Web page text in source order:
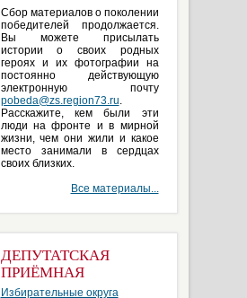
Сбор материалов о поколении
победителей продолжается.
Вы можете присылать
истории о своих родных
героях и их фотографии на
постоянно действующую
электронную почту
pobeda@zs.region73.ru.
Расскажите, кем были эти
люди на фронте и в мирной
жизни, чем они жили и какое
место занимали в сердцах
своих близких.
Все материалы...
ДЕПУТАТСКАЯ
ПРИЁМНАЯ
Избирательные округа